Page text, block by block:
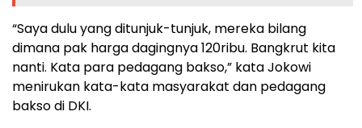
“Saya dulu yang ditunjuk-tunjuk, mereka bilang
dimana pak harga dagingnya 120ribu. Bangkrut kita
nanti. Kata para pedagang bakso,” kata Jokowi
menirukan kata-kata masyarakat dan pedagang
bakso di DKI.